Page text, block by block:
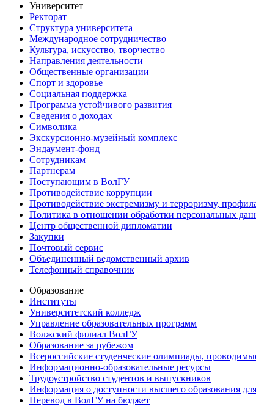
Университет
Ректорат
Структура университета
Международное сотрудничество
Культура, искусство, творчество
Направления деятельности
Общественные организации
Спорт и здоровье
Социальная поддержка
Программа устойчивого развития
Сведения о доходах
Символика
Экскурсионно-музейный комплекс
Эндаумент-фонд
Сотрудникам
Партнерам
Поступающим в ВолГУ
Противодействие коррупции
Противодействие экстремизму и терроризму,
Политика в отношении обработки персональных
Центр общественной дипломатии
Закупки
Почтовый сервис
Объединенный ведомственный архив
Телефонный справочник
Образование
Институты
Университетский колледж
Управление образовательных программ
Волжский филиал ВолГУ
Образование за рубежом
Всероссийские студенческие олимпиады,
Информационно-образовательные ресурсы
Трудоустройство студентов и выпускников
Информация о доступности высшего образования
Перевод в ВолГУ на бюджет